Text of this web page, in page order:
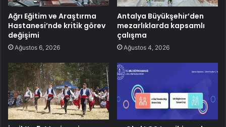
Ağrı Eğitim ve Araştırma
Hastanesi’nde kritik görev
değişimi
Ağustos 6, 2026
Antalya Büyükşehir’den
mezarlıklarda kapsamlı
çalışma
Ağustos 4, 2026